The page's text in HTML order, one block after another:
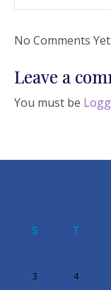
No Comments Yet.
Leave a
You must be
S T
3
4